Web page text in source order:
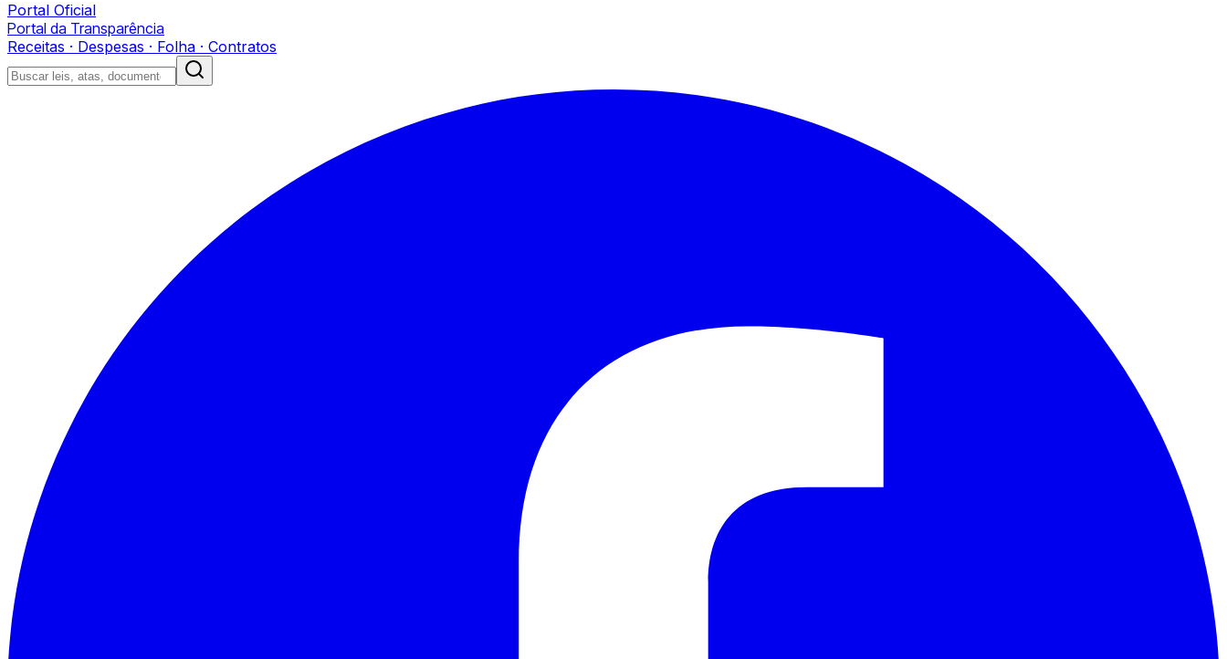
Portal Oficial
Portal da Transparência
Receitas · Despesas · Folha · Contratos